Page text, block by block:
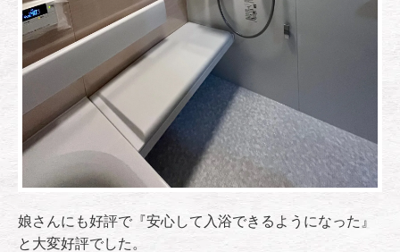
娘さんにも好評で『安心して入浴できるようになった』
と大変好評でした。